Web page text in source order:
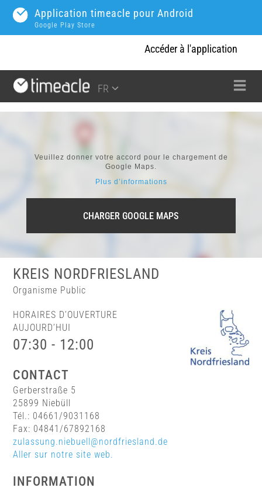
Application timeacle pour Android
Google Play Store
Accéder à l'application
FR
Veuillez donner votre accord pour le chargement de
Google Maps.
Plus d’informations
CHARGER GOOGLE MAPS
KREIS NORDFRIESLAND
Organisme Public
HORAIRES D’OUVERTURE
AUJOURD’HUI
07:30 - 12:00
CONTACT
Gerberstraße 5
25899 Niebüll
Tél.: 04661/9031168
Fax: 04841/67892168
zulassung.niebuell@nordfriesland.de
Aller sur notre site web.
INFORMATION